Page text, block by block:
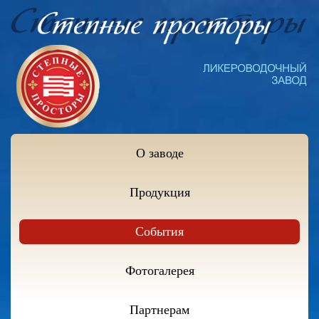
О заводе
Продукция
События
Фотогалерея
Партнерам